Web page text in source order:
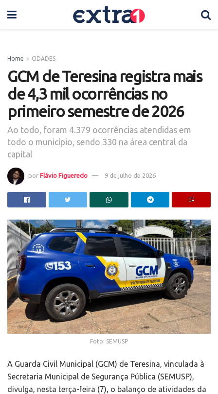
Home CIDADES
GCM de Teresina registra mais
de 4,3 mil ocorrências no
primeiro semestre de 2026
Ao todo, foram 4.379 ocorrências atendidas em
todo o município, sendo 330 na área central da
capital
por Flávio Figueredo 9 de julho de 2026
Foto: SEMUSP
A Guarda Civil Municipal (GCM) de Teresina, vinculada à
Secretaria Municipal de Segurança Pública (SEMUSP),
divulga, nesta terça-feira (7), o balanço de atividades da